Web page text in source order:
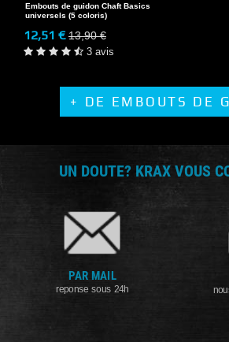
Embouts de guidon Chaft Basics
universels (5 coloris)
12,51 € 13,90 €
3 avis
+ DE EMBOUTS DE
UN DOUTE? KRAX VOUS
PAR MAIL
reponse sous 24h